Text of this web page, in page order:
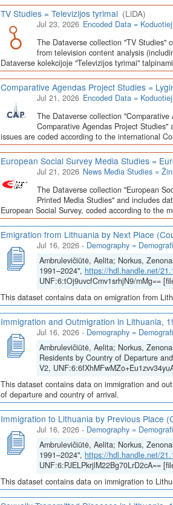
TV Studies = Televizijos tyrimai (LiDA)
Jul 23, 2026 Encoded Data =
The Dataverse collection "TV Studies"
from television content analysis
Dataverse kolekcijoje "Televizijos tyrimai"
Comparative Agendas Project Studies =
Jul 21, 2026 Encoded Data =
The Dataverse collection
Comparative Agendas Project
issues are coded according to the international
European Social Survey Media Studies =
Jul 21, 2026 News Media Studies =
The Dataverse collection "European
Printed Media Studies" and includes
European Social Survey, coded according to the
Emigration from Lithuania by Next Place
Jul 16, 2026 - Demography =
Ambrulevičiūtė, Aelita; Norkus,
1991–2024", https://hdl.handle.net/
UNF:6:tOj9uvcfCmv1srhjN9/mMg==
This dataset contains data on emigration from
Immigration and Outmigration in Lithuania,
Jul 16, 2026 - Demography =
Ambrulevičiūtė, Aelita; Norkus,
Residents by Country of Departure
V2,
This dataset contains data on immigration and
of departure and country of arrival.
Immigration to Lithuania by Previous Place
Jul 16, 2026 - Demography =
Ambrulevičiūtė, Aelita; Norkus,
1991–2024", https://hdl.handle.net/
UNF:6:PJELPkrjlM22Bg70LrD2cA==
This dataset contains data on immigration to